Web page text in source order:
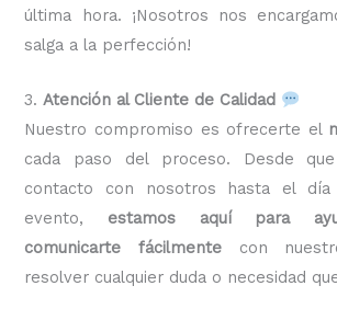
última hora. ¡Nosotros nos
salga a la perfección!
3.Atención al Cliente de Calidad
Nuestro compromiso es ofrecerte el
cada paso del proceso. Desde
contacto con nosotros hasta el
evento, estamos aquí para
comunicarte fácilmente con
resolver cualquier duda o necesidad